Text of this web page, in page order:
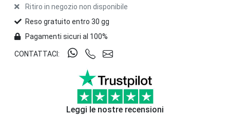
Ritiro in negozio non disponibile
Reso gratuito entro 30 gg
Pagamenti sicuri al 100%
CONTATTACI:
Leggi le nostre recensioni